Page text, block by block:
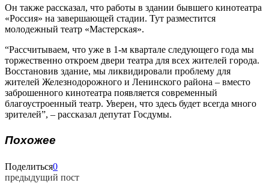
Он также рассказал, что работы в здании бывшего кинотеатра
«Россия» на завершающей стадии. Тут разместится
молодежный театр «Мастерская».
“Рассчитываем, что уже в 1-м квартале следующего года мы
торжественно откроем двери театра для всех жителей города.
Восстановив здание, мы ликвидировали проблему для
жителей Железнодорожного и Ленинского района – вместо
заброшенного кинотеатра появляется современный
благоустроенный театр. Уверен, что здесь будет всегда много
зрителей”, – рассказал депутат Госдумы.
Похожее
Поделиться0
предыдущий пост